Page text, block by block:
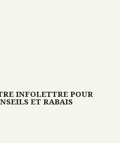
INFOLETTRE POUR
ET RABAIS